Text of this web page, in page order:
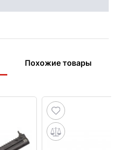
Похожие товары